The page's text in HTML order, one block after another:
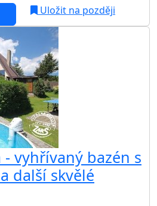
Uložit na později
- vyhřívaný bazén s
další skvělé